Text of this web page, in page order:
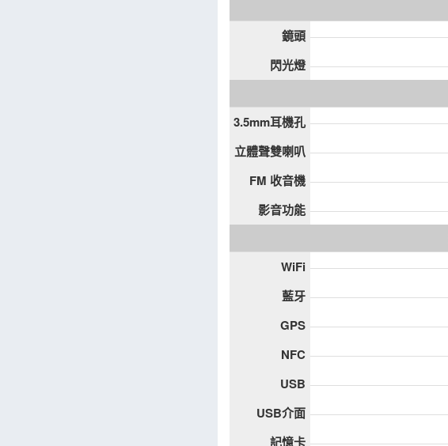
鏡頭
閃光燈
3.5mm耳機孔
立體聲雙喇叭
FM 收音機
影音功能
WiFi
藍牙
GPS
NFC
USB
USB介面
記憶卡